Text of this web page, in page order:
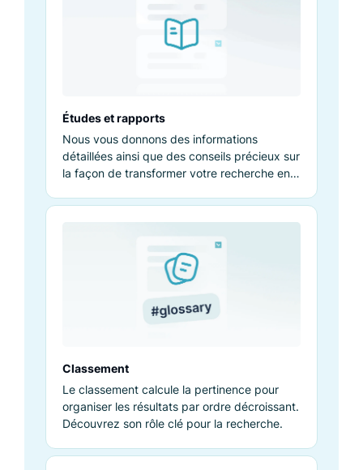
Études et rapports
Nous vous donnons des informations
détaillées ainsi que des conseils précieux sur
la façon de transformer votre recherche en
nous.
Classement
Le classement calcule la pertinence pour
organiser les résultats par ordre décroissant.
Découvrez son rôle clé pour la recherche.